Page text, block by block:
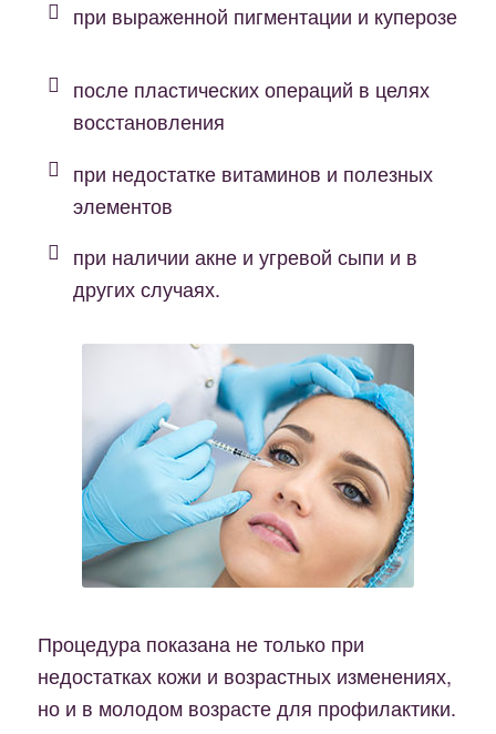
при выраженной пигментации и куперозе
после пластических операций в целях
восстановления
при недостатке витаминов и полезных
элементов
при наличии акне и угревой сыпи и в
других случаях.
Процедура показана не только при
недостатках кожи и возрастных изменениях,
но и в молодом возрасте для профилактики.